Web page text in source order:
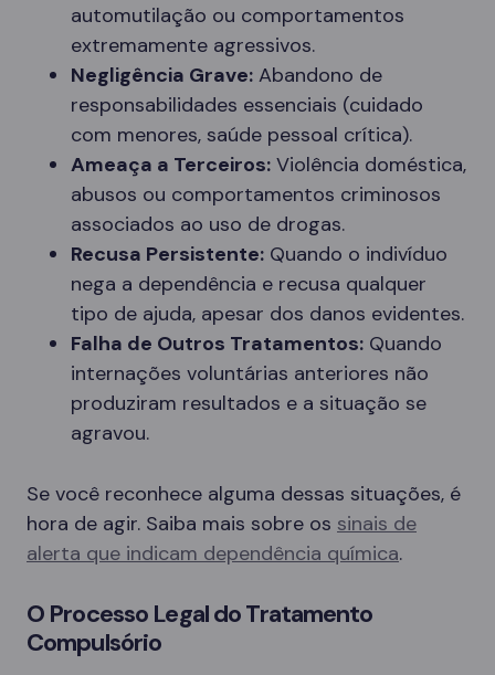
automutilação ou comportamentos
extremamente agressivos.
Negligência Grave: Abandono de
responsabilidades essenciais (cuidado
com menores, saúde pessoal crítica).
Ameaça a Terceiros: Violência doméstica,
abusos ou comportamentos criminosos
associados ao uso de drogas.
Recusa Persistente: Quando o indivíduo
nega a dependência e recusa qualquer
tipo de ajuda, apesar dos danos evidentes.
Falha de Outros Tratamentos: Quando
internações voluntárias anteriores não
produziram resultados e a situação se
agravou.
Se você reconhece alguma dessas situações, é
hora de agir. Saiba mais sobre os sinais de
alerta que indicam dependência química.
O Processo Legal do Tratamento
Compulsório